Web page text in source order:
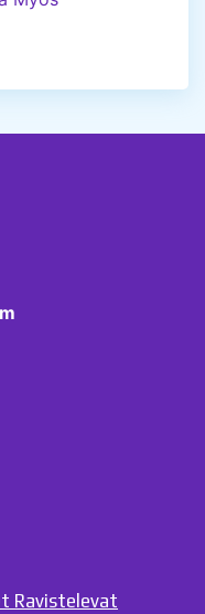
Ravistelevat